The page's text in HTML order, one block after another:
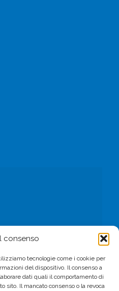
consenso
tecnologie come i cookie per
del dispositivo. Il consenso a
dati quali il comportamento di
sito. Il mancato consenso o la revoca